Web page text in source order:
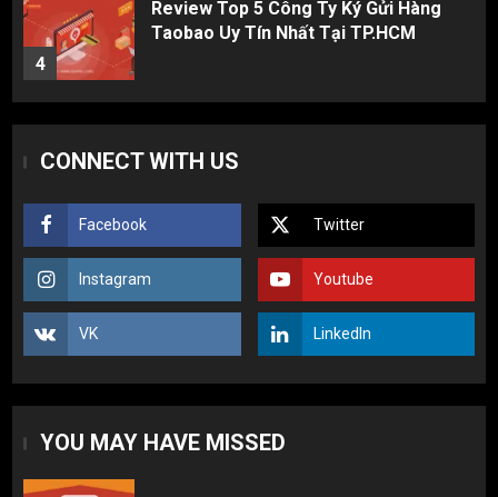
5
Cách thanh toán khi tự đặt hàng
Taobao: Thẻ Visa hay ví Alipay?
1
màu? Cách khiếu nại đòi tiền 100%
2
3 sai lầm chí mạng khiến người mới
nhập hàng Trung Quốc bị lỗ vốn, ôm sô
Top 10 nguồn hàng thời trang 1688 giá
rẻ giật mình cho dân buôn mới
CONNECT WITH US
Facebook Twitter
Instagram Youtube
VK LinkedIn
YOU MAY HAVE MISSED